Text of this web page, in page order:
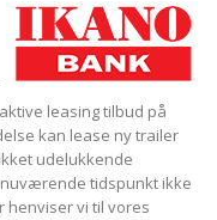
leasing tilbud på
kan lease ny trailer
udelukkende
tidspunkt ikke
henviser vi til vores